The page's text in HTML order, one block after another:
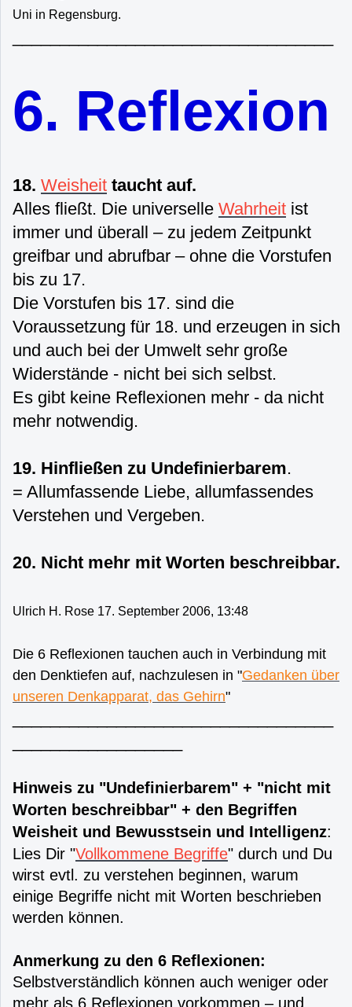
Uni in Regensburg.
6. Reflexion
18. Weisheit taucht auf.
Alles fließt. Die universelle Wahrheit ist
immer und überall – zu jedem Zeitpunkt
greifbar und abrufbar – ohne die Vorstufen
bis zu 17.
Die Vorstufen bis 17. sind die
Voraussetzung für 18. und erzeugen in sich
und auch bei der Umwelt sehr große
Widerstände - nicht bei sich selbst.
Es gibt keine Reflexionen mehr - da nicht
mehr notwendig.
19. Hinfließen zu Undefinierbarem.
= Allumfassende Liebe, allumfassendes
Verstehen und Vergeben.
20. Nicht mehr mit Worten beschreibbar.
Ulrich H. Rose 17. September 2006, 13:48
Die 6 Reflexionen tauchen auch in Verbindung mit
den Denktiefen auf, nachzulesen in "Gedanken über
unseren Denkapparat, das Gehirn"
Hinweis zu "Undefinierbarem" + "nicht mit
Worten beschreibbar" + den Begriffen
Weisheit und Bewusstsein und Intelligenz:
Lies Dir "Vollkommene Begriffe" durch und Du
wirst evtl. zu verstehen beginnen, warum
einige Begriffe nicht mit Worten beschrieben
werden können.
Anmerkung zu den 6 Reflexionen:
Selbstverständlich können auch weniger oder
mehr als 6 Reflexionen vorkommen – und